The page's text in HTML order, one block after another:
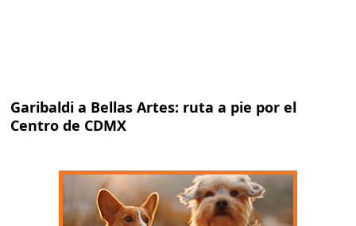
Garibaldi a Bellas Artes: ruta a pie por el
Centro de CDMX